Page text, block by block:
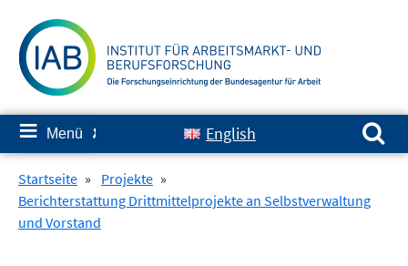
zum
Inhalt
≡ Menü ✘ English
Suchen nach:
Startseite » Projekte »
Berichterstattung Drittmittelprojekte an Selbstverwaltung
und Vorstand